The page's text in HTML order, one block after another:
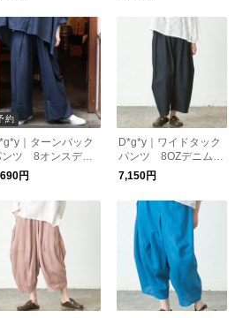
約
｜ターンバック
ンツ 8オンスデニ
D3271
円
D*g*y｜ワイドタック
パンツ 8OZデニム D
3176
7,150円